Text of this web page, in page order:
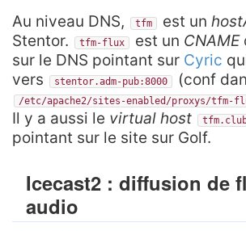
Au niveau DNS,
tfm est un
Stentor.
tfm-flux est un CNAME
sur le DNS pointant sur Cyric
vers
stentor.adm-pub:8000 (conf
/etc/apache2/sites-enabled/proxys/
Il y a aussi le virtual host
pointant sur le site sur Golf.
Icecast2 : diffusion de
audio